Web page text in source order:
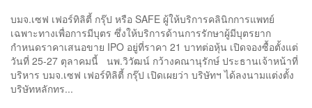
บมจ.เซฟ เฟอร์ทิลิตี้ กรุ๊ป หรือ SAFE ผู้ให้บริการคลินิกการแพทย์
เฉพาะทางเพื่อการมีบุตร ซึ่งให้บริการด้านการรักษาผู้มีบุตรยาก
กำหนดราคาเสนอขาย IPO อยู่ที่ราคา 21 บาทต่อหุ้น เปิดจองซื้อตั้งแต่
วันที่ 25-27 ตุลาคมนี้ นพ.วิวัฒน์ กว้างคณานุรักษ์ ประธานเจ้าหน้าที่
บริหาร บมจ.เซฟ เฟอร์ทิลิตี้ กรุ๊ป เปิดเผยว่า บริษัทฯ ได้ลงนามแต่งตั้ง
บริษัทหลักทร...